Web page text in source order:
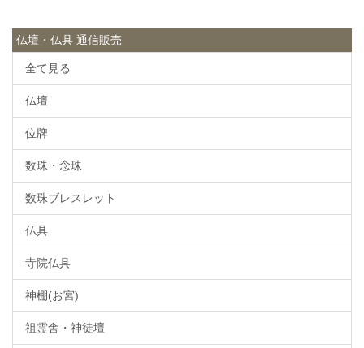
仏壇・仏具 通信販売
全て見る
仏壇
位牌
数珠・念珠
数珠ブレスレット
仏具
寺院仏具
神棚(お宮)
祖霊舎・神徒壇